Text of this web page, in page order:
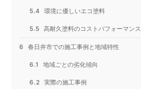
環境に優しいエコ塗料
高耐久塗料のコストパフォーマンス
春日井市での施工事例と地域特性
地域ごとの劣化傾向
実際の施工事例